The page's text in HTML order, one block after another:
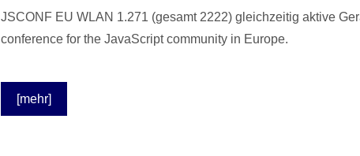
JSCONF EU WLAN 1.271 (gesamt 2222) gleichzeitig aktive
conference for the JavaScript community in Europe.
[mehr]